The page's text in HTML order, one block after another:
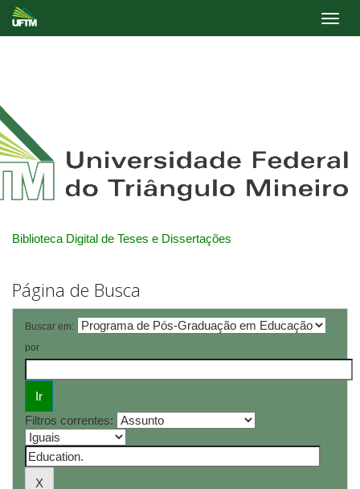
Biblioteca Digital de Teses e Dissertações
Página de Busca
Buscar em:
por
Filtros correntes: